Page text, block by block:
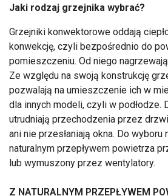
Jaki rodzaj grzejnika wybrać?
Grzejniki konwektorowe oddają
konwekcję, czyli bezpośrednio do
pomieszczeniu. Od niego
Ze względu na swoją konstrukcję
pozwalają na umieszczenie ich w
dla innych modeli, czyli w podłodze.
utrudniają przechodzenia przez
ani nie przesłaniają okna. Do wyboru
naturalnym przepływem powietrza
lub wymuszony przez wentylatory.
Z NATURALNYM PRZEPŁYWEM